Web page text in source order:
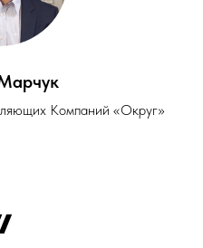
Компаний «Округ»